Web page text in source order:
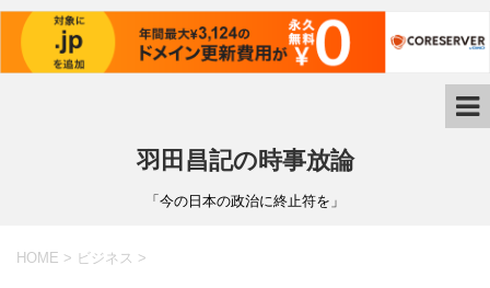
羽田昌記の時事放論
「今の日本の政治に終止符を」
HOME > ビジネス >